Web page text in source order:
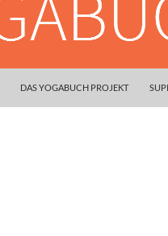
DAS YOGABUCH PROJEKT